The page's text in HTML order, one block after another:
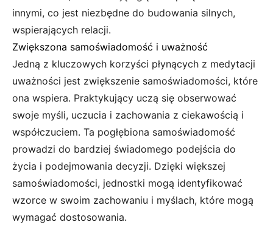
innymi, co jest niezbędne do budowania silnych,
wspierających relacji.
Zwiększona samoświadomość i uważność
Jedną z kluczowych korzyści płynących z medytacji
uważności jest zwiększenie samoświadomości, które
ona wspiera. Praktykujący uczą się obserwować
swoje myśli, uczucia i zachowania z ciekawością i
współczuciem. Ta pogłębiona samoświadomość
prowadzi do bardziej świadomego podejścia do
życia i podejmowania decyzji. Dzięki większej
samoświadomości, jednostki mogą identyfikować
wzorce w swoim zachowaniu i myślach, które mogą
wymagać dostosowania.